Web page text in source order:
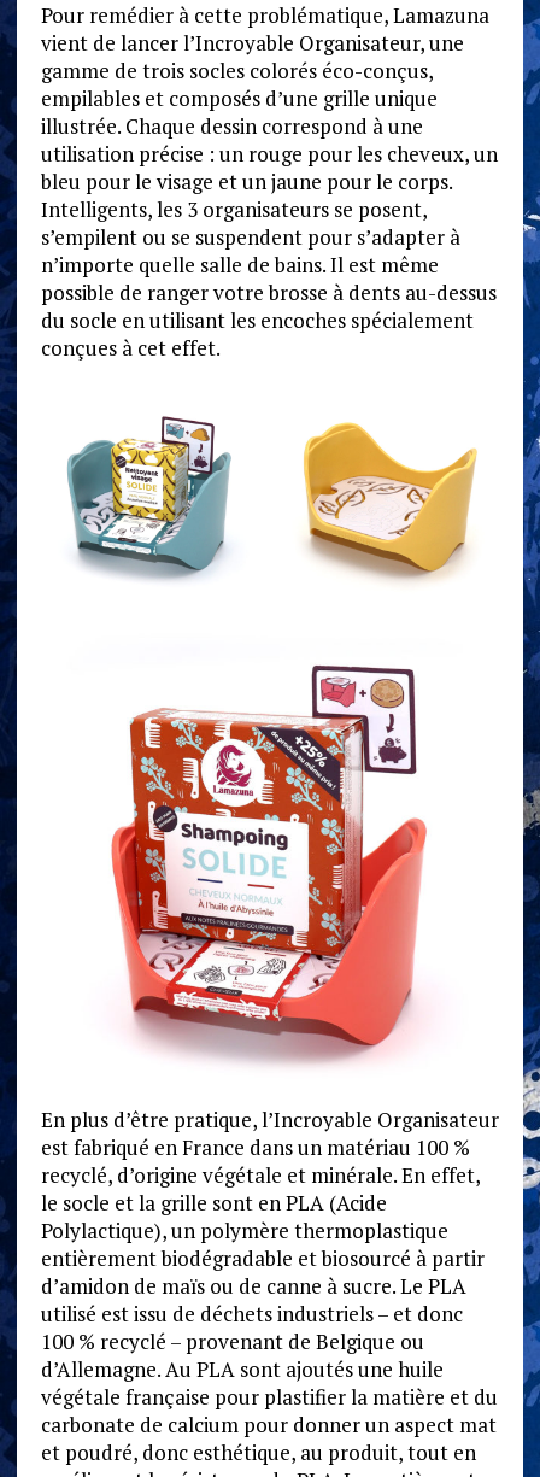
Pour remédier à cette problématique, Lamazuna
vient de lancer l’Incroyable Organisateur, une
gamme de trois socles colorés éco-conçus,
empilables et composés d’une grille unique
illustrée. Chaque dessin correspond à une
utilisation précise : un rouge pour les cheveux, un
bleu pour le visage et un jaune pour le corps.
Intelligents, les 3 organisateurs se posent,
s’empilent ou se suspendent pour s’adapter à
n’importe quelle salle de bains. Il est même
possible de ranger votre brosse à dents au-dessus
du socle en utilisant les encoches spécialement
conçues à cet effet.
En plus d’être pratique, l’Incroyable Organisateur
est fabriqué en France dans un matériau 100 %
recyclé, d’origine végétale et minérale. En effet,
le socle et la grille sont en PLA (Acide
Polylactique), un polymère thermoplastique
entièrement biodégradable et biosourcé à partir
d’amidon de maïs ou de canne à sucre. Le PLA
utilisé est issu de déchets industriels – et donc
100 % recyclé – provenant de Belgique ou
d’Allemagne. Au PLA sont ajoutés une huile
végétale française pour plastifier la matière et du
carbonate de calcium pour donner un aspect mat
et poudré, donc esthétique, au produit, tout en